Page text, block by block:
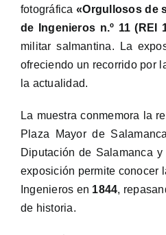
fotográfica«Orgullosos de
de Ingenieros n.º 11 (REI
militar salmantina. La
ofreciendo un recorrido por
la actualidad.
La muestra conmemora la
Plaza Mayor de
Diputación de Salamanca
exposición permite conocer
Ingenieros en 1844,
de historia.